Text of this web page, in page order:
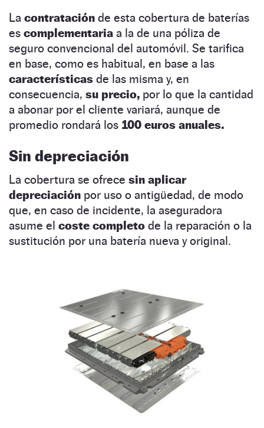
La contratación de esta cobertura de baterías
es complementaria a la de una póliza de
seguro convencional del automóvil. Se tarifica
en base, como es habitual, en base a las
características de las misma y, en
consecuencia, su precio, por lo que la cantidad
a abonar por el cliente variará, aunque de
promedio rondará los 100 euros anuales.
Sin depreciación
La cobertura se ofrece sin aplicar
depreciación por uso o antigüedad, de modo
que, en caso de incidente, la aseguradora
asume el coste completo de la reparación o la
sustitución por una batería nueva y original.